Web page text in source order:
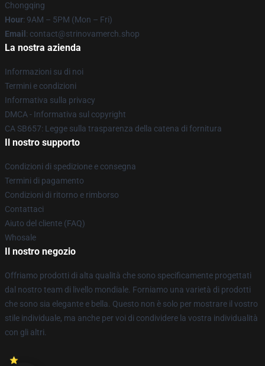
Chongqing
Hour: 9AM – 5PM (Mon – Fri)
Email : contact@strinovamerch.shop
La nostra azienda
Informazioni su di noi
Termini e condizioni
Informativa sulla privacy
DMCA - Informativa sul copyright
CA SB657: Legge sulla trasparenza della catena di fornitura
Il nostro supporto
Condizioni di spedizione e consegna
Termini di pagamento
Condizioni di ritorno e rimborso
Contattaci
Aiuto del cliente (FAQ)
Whosale
Il nostro negozio
Offriamo prodotti di alta qualità che sono specificamente progettati
dal nostro team di livello mondiale. Forniamo una varietà di prodotti
che sono sia elegante e bella. Questo non è solo per mostrare il vostro
stile individuale, ma anche per voi di condividere la vostra individualità
con gli altri.